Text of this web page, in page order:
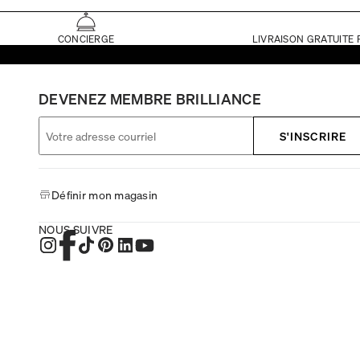
CONCIERGE LIVRAISON GRATUITE
DEVENEZ MEMBRE BRILLIANCE
S'INSCRIRE
Définir mon magasin
NOUS SUIVRE